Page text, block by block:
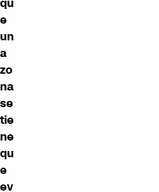
e
un
a
zo
na
se
tie
ne
qu
e
ev